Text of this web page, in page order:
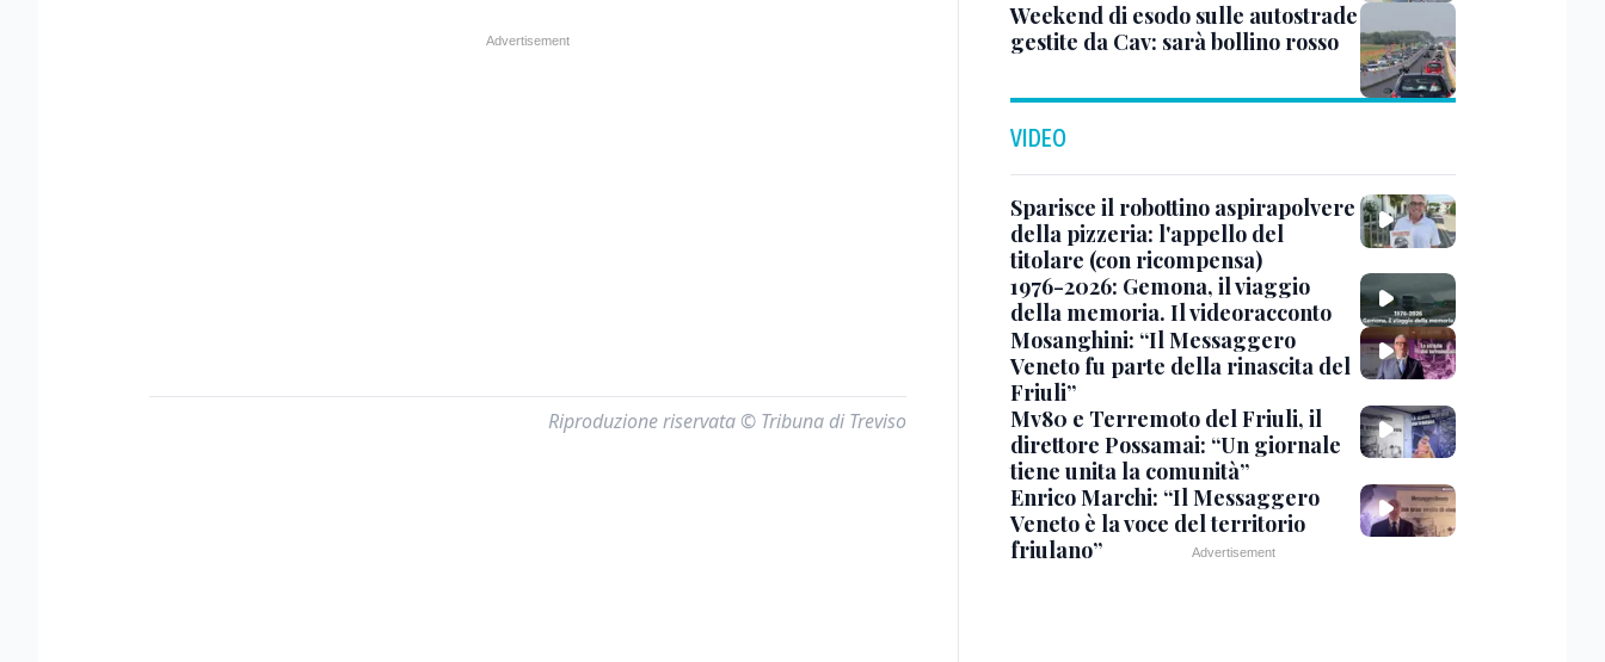
Riproduzione riservata © Tribuna di Treviso
Weekend di esodo sulle autostrade
gestite da Cav: sarà bollino rosso
VIDEO
Sparisce il robottino aspirapolvere
della pizzeria: l'appello del
titolare (con ricompensa)
1976-2026: Gemona, il viaggio
della memoria. Il videoracconto
Mosanghini: “Il Messaggero
Veneto fu parte della rinascita del
Friuli”
Mv80 e Terremoto del Friuli, il
direttore Possamai: “Un giornale
tiene unita la comunità”
Enrico Marchi: “Il Messaggero
Veneto è la voce del territorio
friulano”